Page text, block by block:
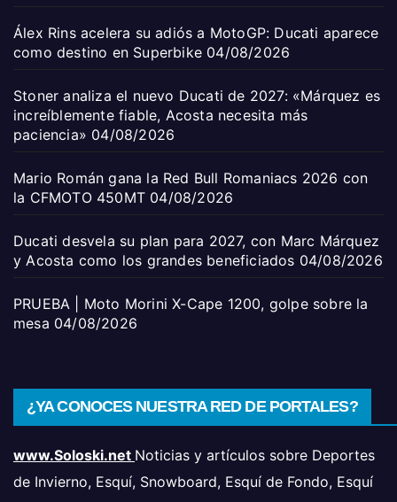
Álex Rins acelera su adiós a MotoGP: Ducati aparece
como destino en Superbike 04/08/2026
Stoner analiza el nuevo Ducati de 2027: «Márquez es
increíblemente fiable, Acosta necesita más
paciencia» 04/08/2026
Mario Román gana la Red Bull Romaniacs 2026 con
la CFMOTO 450MT 04/08/2026
Ducati desvela su plan para 2027, con Marc Márquez
y Acosta como los grandes beneficiados 04/08/2026
PRUEBA | Moto Morini X-Cape 1200, golpe sobre la
mesa 04/08/2026
¿YA CONOCES NUESTRA RED DE PORTALES?
www.Soloski.net Noticias y artículos sobre Deportes
de Invierno, Esquí, Snowboard, Esquí de Fondo, Esquí